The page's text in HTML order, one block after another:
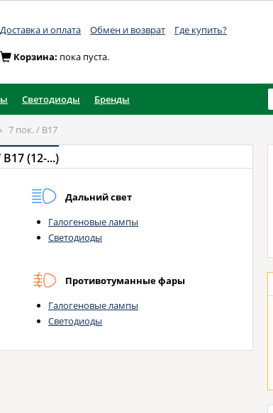
Доставка и оплата Обмен и возврат Где купить?
Корзина: пока пуста.
Светодиоды Бренды
7 пок. / B17
(12-...)
Дальний свет
Галогеновые лампы
Светодиоды
Противотуманные фары
Галогеновые лампы
Светодиоды